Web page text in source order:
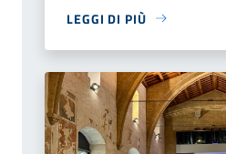
LEGGI DI PIÙ